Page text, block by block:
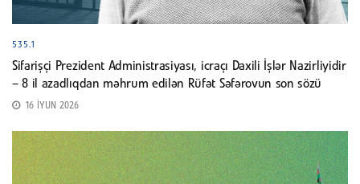
535.1
Sifarişçi Prezident Administrasiyası, icraçı Daxili İşlər Nazirliyidir
– 8 il azadlıqdan məhrum edilən Rüfət Səfərovun son sözü
16 İYUN 2026